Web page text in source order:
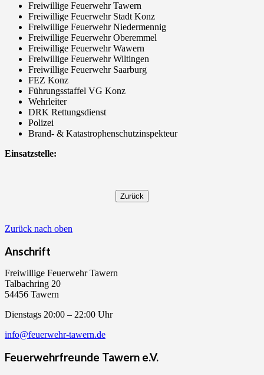
Freiwillige Feuerwehr Tawern
Freiwillige Feuerwehr Stadt Konz
Freiwillige Feuerwehr Niedermennig
Freiwillige Feuerwehr Oberemmel
Freiwillige Feuerwehr Wawern
Freiwillige Feuerwehr Wiltingen
Freiwillige Feuerwehr Saarburg
FEZ Konz
Führungsstaffel VG Konz
Wehrleiter
DRK Rettungsdienst
Polizei
Brand- & Katastrophenschutzinspekteur
Einsatzstelle:
Zurück nach oben
Anschrift
Freiwillige Feuerwehr Tawern
Talbachring 20
54456 Tawern
Dienstags 20:00 – 22:00 Uhr
info@feuerwehr-tawern.de
Feuerwehrfreunde Tawern e.V.